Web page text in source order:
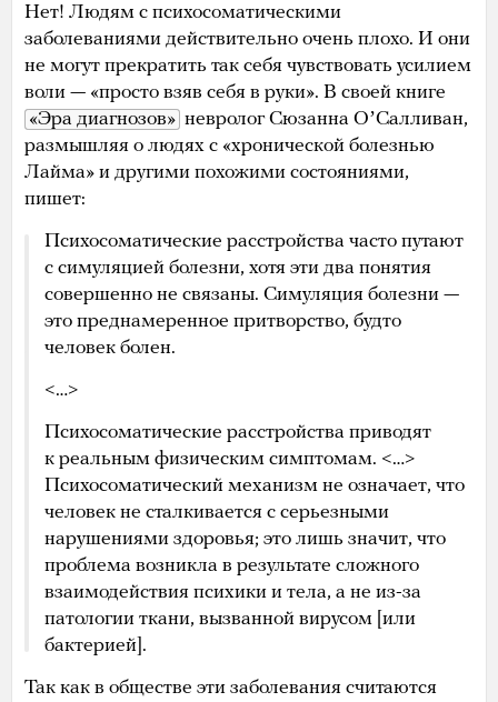
Нет! Людям с психосоматическими
заболеваниями действительно очень плохо. И они
не могут прекратить так себя чувствовать усилием
воли — «просто взяв себя в руки». В своей книге
«Эра диагнозов» невролог Сюзанна ОʼСалливан,
размышляя о людях с «хронической болезнью
Лайма» и другими похожими состояниями,
пишет:
Психосоматические расстройства часто путают
с симуляцией болезни, хотя эти два понятия
совершенно не связаны. Симуляция болезни —
это преднамеренное притворство, будто
человек болен.
<…>
Психосоматические расстройства приводят
к реальным физическим симптомам. <…>
Психосоматический механизм не означает, что
человек не сталкивается с серьезными
нарушениями здоровья; это лишь значит, что
проблема возникла в результате сложного
взаимодействия психики и тела, а не из-за
патологии ткани, вызванной вирусом [или
бактерией].
Так как в обществе эти заболевания считаются